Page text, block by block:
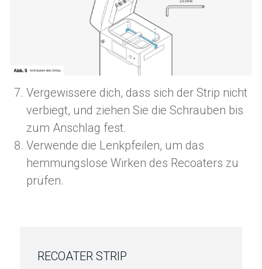
Vergewissere dich, dass sich der Strip nicht
verbiegt, und ziehen Sie die Schrauben bis
zum Anschlag fest.
Verwende die Lenkpfeilen, um das
hemmungslose Wirken des Recoaters zu
prüfen.
RECOATER STRIP